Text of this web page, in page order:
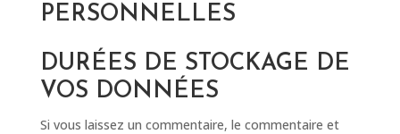
PERSONNELLES
DURÉES DE STOCKAGE DE
VOS DONNÉES
Si vous laissez un commentaire, le commentaire et